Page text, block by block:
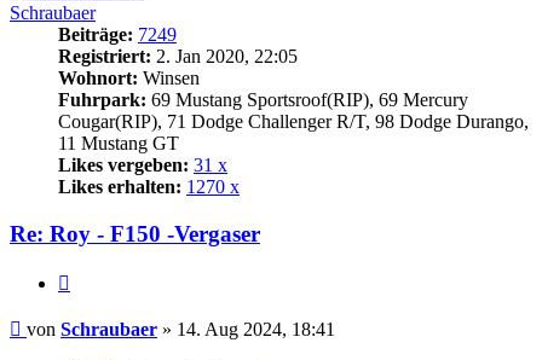
Schraubaer
Beiträge: 7249
Registriert: 2. Jan 2020, 22:05
Wohnort: Winsen
Fuhrpark: 69 Mustang Sportsroof(RIP), 69 Mercury
Cougar(RIP), 71 Dodge Challenger R/T, 98 Dodge Durango,
11 Mustang GT
Likes vergeben: 31 x
Likes erhalten: 1270 x
Re: Roy - F150 -Vergaser
Beitrag
von Schraubaer » 14. Aug 2024, 18:41